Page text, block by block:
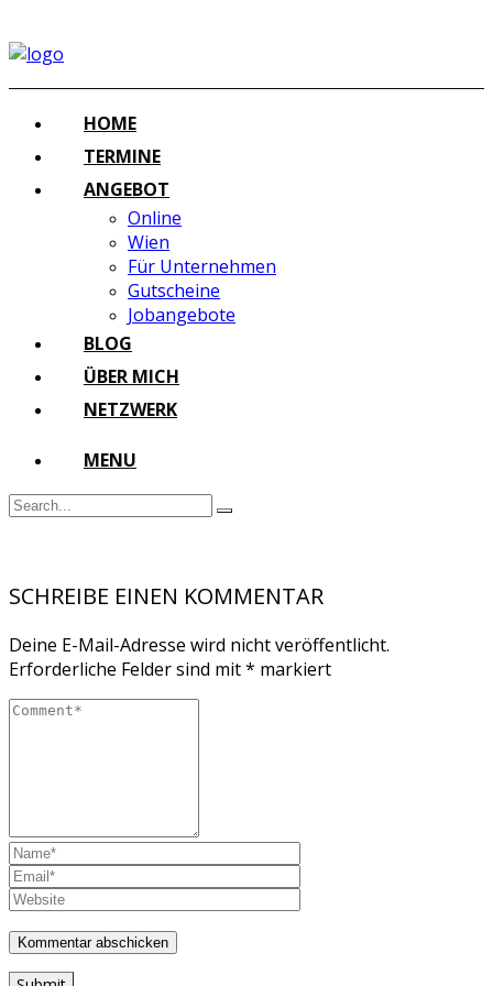
HOME
TERMINE
ANGEBOT
Online
Wien
Für Unternehmen
Gutscheine
Jobangebote
BLOG
ÜBER MICH
NETZWERK
MENU
SCHREIBE EINEN KOMMENTAR
Deine E-Mail-Adresse wird nicht veröffentlicht.
Erforderliche Felder sind mit* markiert